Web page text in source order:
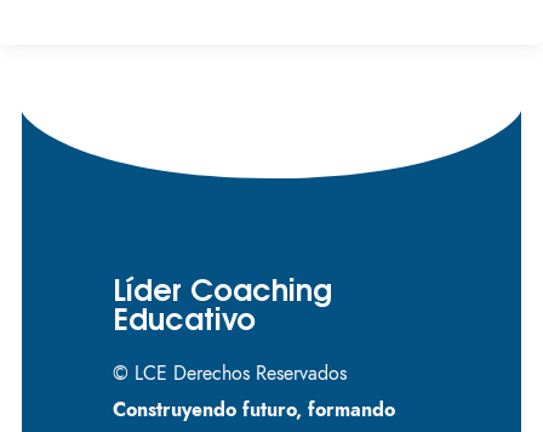
Líder Coaching
Educativo
© LCE Derechos Reservados
Construyendo futuro, formando